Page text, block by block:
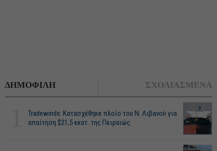
ΔΗΜΟΦΙΛΗ ΣΧΟΛΙΑΣΜΕΝΑ
Tradewinds: Κατασχέθηκε πλοίο του Ν. Λιβανού για
απαίτηση $21,5 εκατ. της Πειραιώς